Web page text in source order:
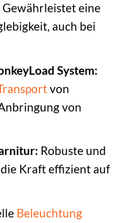
Gewährleistet eine
auch bei
System:
von
von
Robuste und
Kraft effizient auf
Beleuchtung